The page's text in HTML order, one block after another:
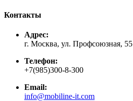
Контакты
Адрес:
г. Москва, ул. Профсоюзная, 55
Телефон:
+7(985)300-8-300
Email:
info@mobiline-it.com